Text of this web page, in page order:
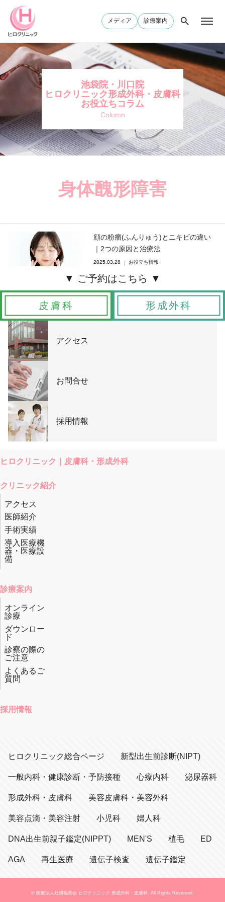
メディア 診療案内
池袋院・川口院
ヒロクリニック形成外科・皮膚科
お役立ちコラム
Column
身体醜形障害
顔の粉瘤(ふんりゅう)とニキビの違い
｜2つの原因と治療法
2025.03.28 お役立ち情報
皮膚科 形成外科
アクセス
お問合せ
採用情報
ヒロクリニック｜皮膚科・形成外科
クリニック紹介
アクセス
医師紹介
手術実績
導入医療機
器・医療設
備
診療案内
オンライン
診療
ダウンロー
ド
診察の際の
ご注意
よくあるご
質問
採用情報
ヒロクリニック総合ページ 新型出生前診断(NIPT)
一般内科・健康診断・予防接種 心療内科 泌尿器科
形成外科・皮膚科 美容皮膚科・美容外科
美容点滴・美容注射 小児科 婦人科
DNA出生前親子鑑定(NIPPT) MEN'S 植毛 ED
AGA 再生医療 遺伝子検査 遺伝子鑑定
© 医療法人社団福美会 ヒロクリニック 形成外科・皮膚科. All Rights Reserved.